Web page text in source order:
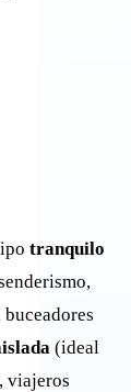
tranquilo
(ideal
viajeros